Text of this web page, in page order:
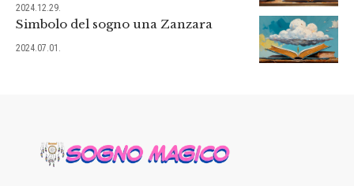
2024.12.29.
Simbolo del sogno una Zanzara
2024.07.01.